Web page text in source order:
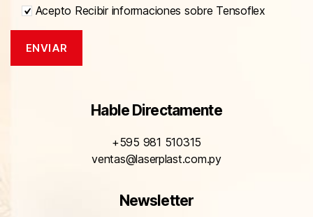
Acepto Recibir informaciones sobre Tensoflex
Hable Directamente
+595 981 510315
ventas@laserplast.com.py
Newsletter